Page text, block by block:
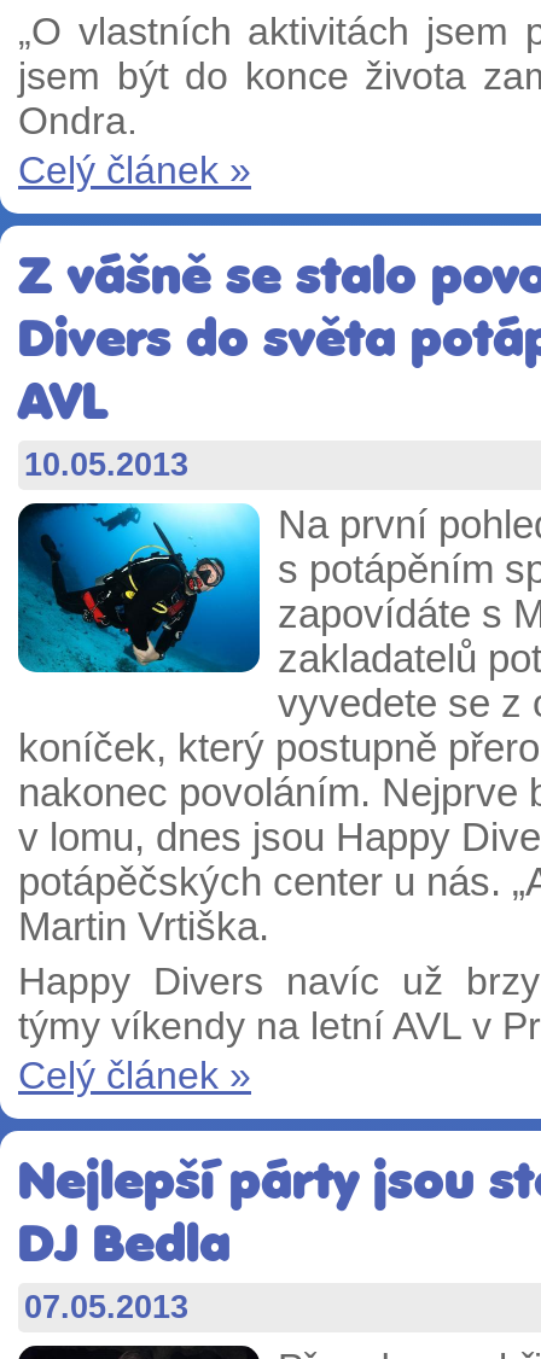
„O vlastních aktivitách jsem
jsem být do konce života
Ondra.
Celý článek »
Z vášně se stalo
Divers do světa
AVL
10.05.2013
Na první
s potápěním
zapovídáte s
zakladatelů
vyvedete se z
koníček, který postupně
nakonec povoláním. Nejprve
v lomu, dnes jsou Happy
potápěčských center u nás.
Martin Vrtiška.
Happy Divers navíc už
týmy víkendy na letní AVL v
Celý článek »
Nejlepší párty jsou
DJ Bedla
07.05.2013